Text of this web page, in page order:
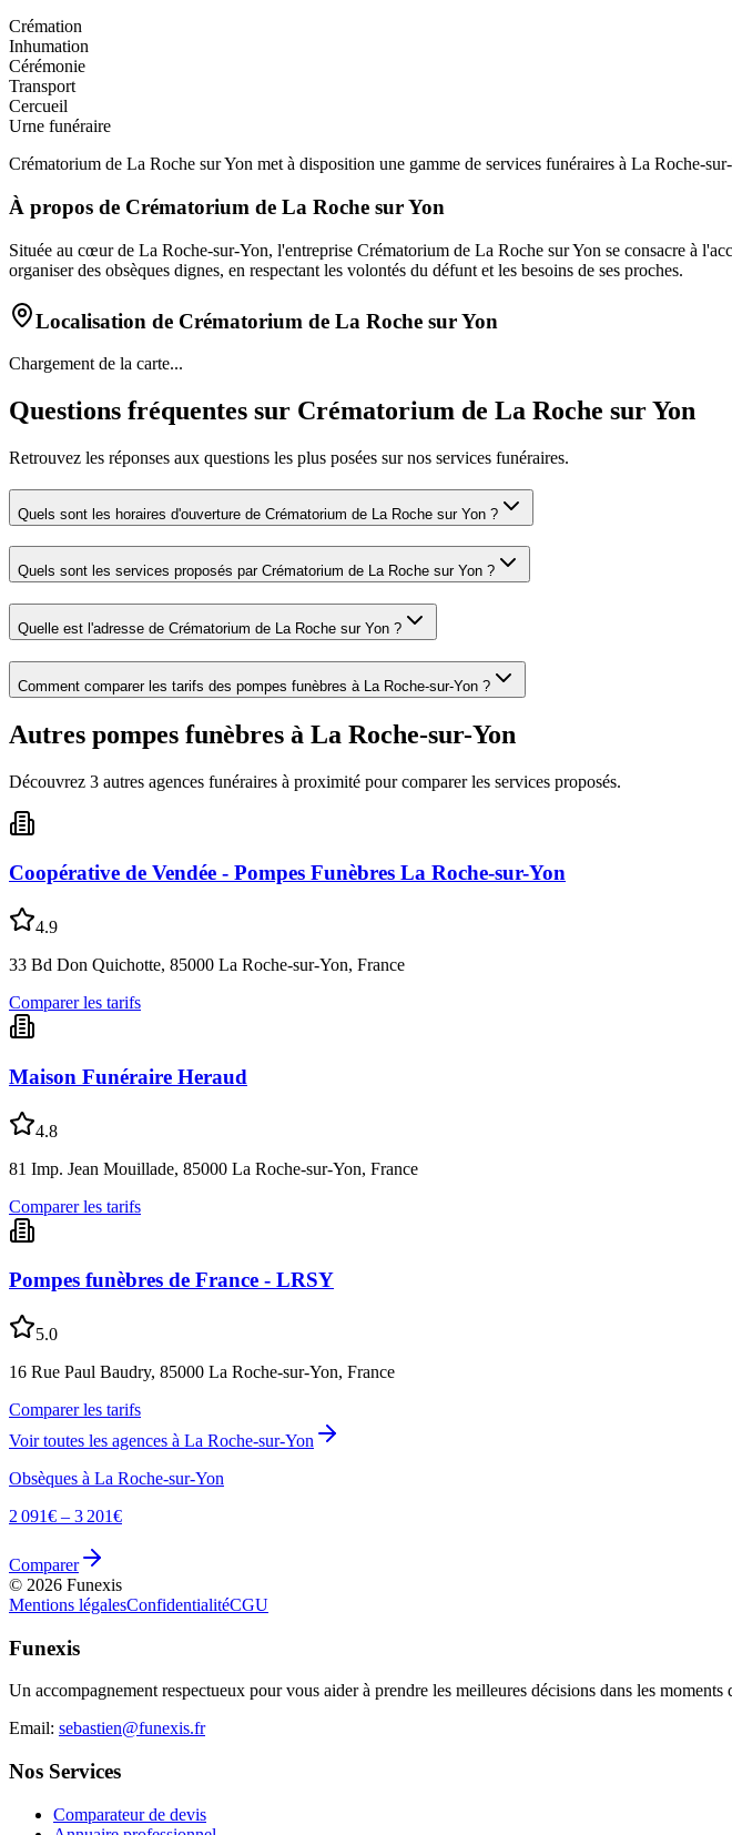
Crémation
Inhumation
Cérémonie
Transport
Cercueil
Urne funéraire
Crématorium de La Roche sur Yon met à disposition une gamme de services funéraires à La Roche-
À propos de Crématorium de La Roche sur Yon
Située au cœur de La Roche-sur-Yon, l'entreprise Crématorium de La Roche sur Yon se consacre à
organiser des obsèques dignes, en respectant les volontés du défunt et les besoins de ses proches.
Localisation de Crématorium de La Roche sur Yon
Chargement de la carte...
Questions fréquentes sur Crématorium de La Roche sur Yon
Retrouvez les réponses aux questions les plus posées sur nos services funéraires.
Quels sont les horaires d'ouverture de Crématorium de La Roche sur Yon ?
Quels sont les services proposés par Crématorium de La Roche sur Yon ?
Quelle est l'adresse de Crématorium de La Roche sur Yon ?
Comment comparer les tarifs des pompes funèbres à La Roche-sur-Yon ?
Autres pompes funèbres à La Roche-sur-Yon
Découvrez 3 autres agences funéraires à proximité pour comparer les services proposés.
Coopérative de Vendée - Pompes Funèbres La Roche-sur-Yon
4.9
33 Bd Don Quichotte, 85000 La Roche-sur-Yon, France
Comparer les tarifs
Maison Funéraire Heraud
4.8
81 Imp. Jean Mouillade, 85000 La Roche-sur-Yon, France
Comparer les tarifs
Pompes funèbres de France - LRSY
5.0
16 Rue Paul Baudry, 85000 La Roche-sur-Yon, France
Comparer les tarifs
Voir toutes les agences à La Roche-sur-Yon
Obsèques à La Roche-sur-Yon
2 091€ – 3 201€
Comparer
© 2026 Funexis
Mentions légalesConfidentialitéCGU
Funexis
Un accompagnement respectueux pour vous aider à prendre les meilleures décisions dans les moments
Email: sebastien@funexis.fr
Nos Services
Comparateur de devis